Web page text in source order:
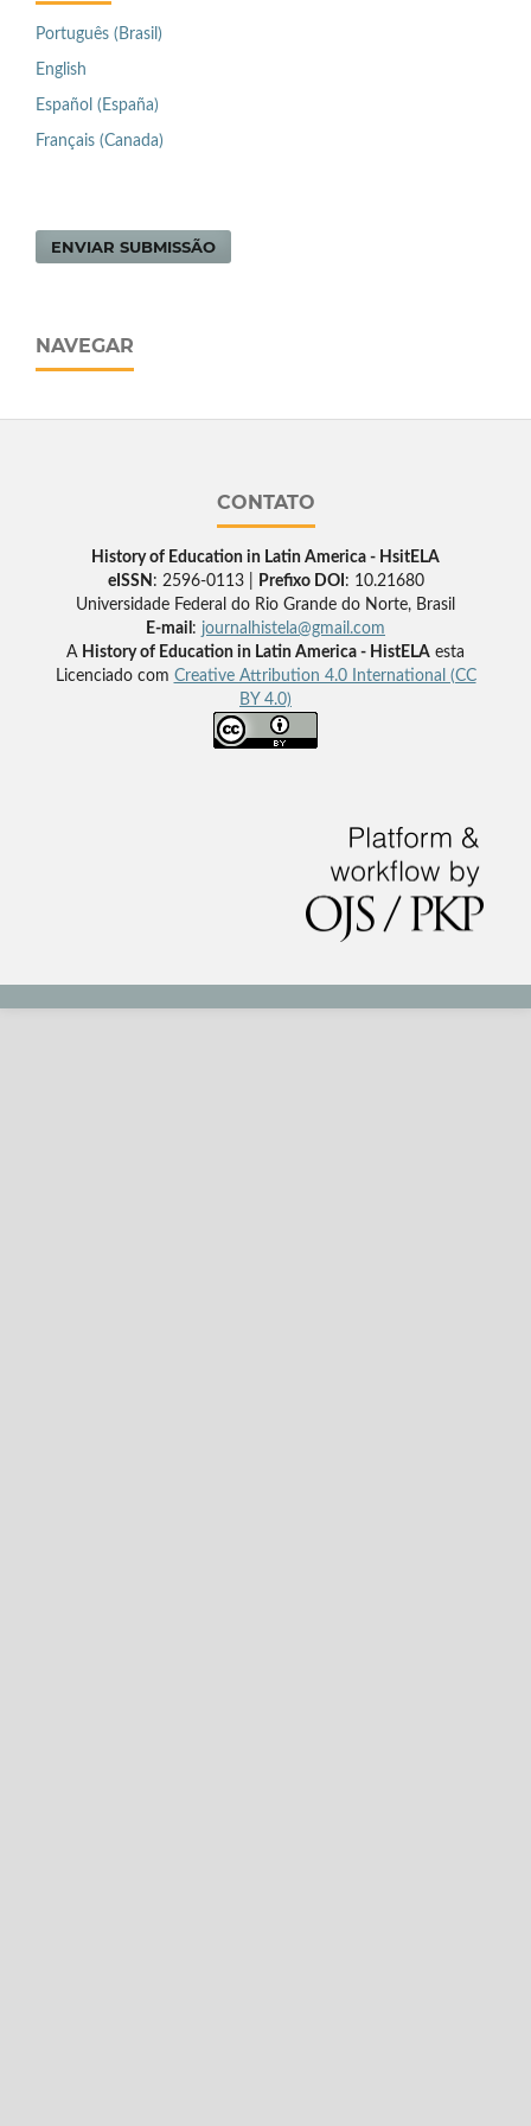
Português (Brasil)
English
Español (España)
Français (Canada)
ENVIAR SUBMISSÃO
NAVEGAR
CONTATO
History of Education in Latin America - HsitELA
eISSN : 2596-0113 | Prefixo DOI : 10.21680
Universidade Federal do Rio Grande do Norte, Brasil
E-mail : journalhistela@gmail.com
A History of Education in Latin America - HistELA esta
Licenciado com Creative Attribution 4.0 International (CC
BY 4.0)